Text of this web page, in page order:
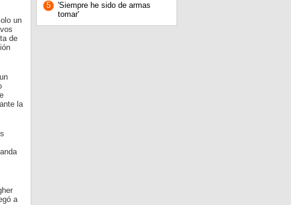
un
de
la
a
5
'Siempre he sido de armas
tomar'